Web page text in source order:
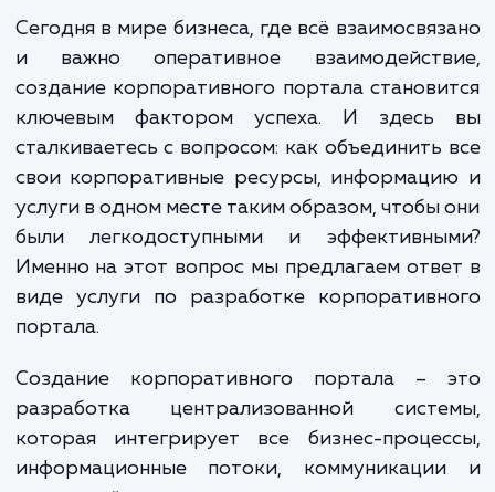
Сегодня в мире бизнеса, где всё
и важно оперативное
создание корпоративного портала
ключевым фактором успеха. И
сталкиваетесь с вопросом: как объединить
свои корпоративные ресурсы,
услуги в одном месте таким образом, чтобы
Именно на этот вопрос мы предлагаем
виде услуги по разработке
портала.